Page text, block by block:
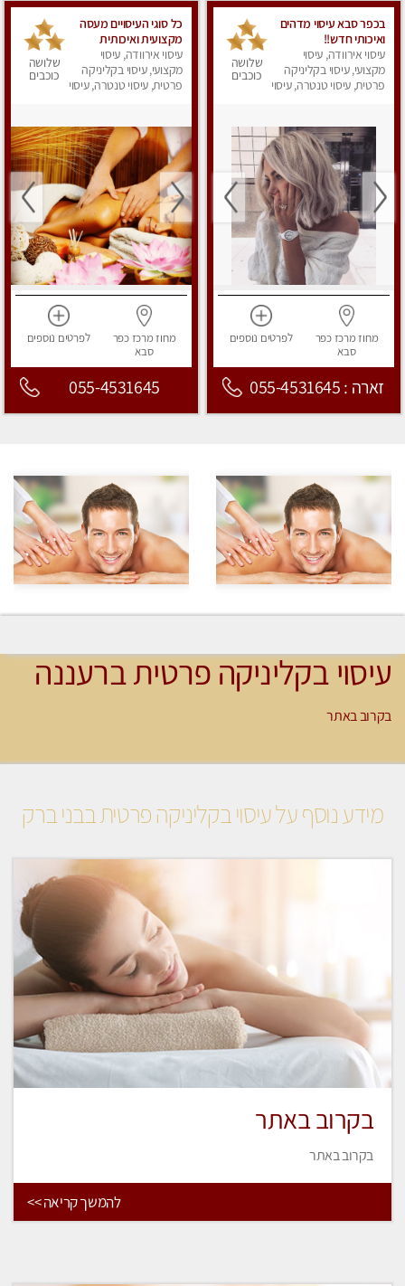
בכפר סבא עיסוי מדהים
ואיכותי חדש!!
עיסוי אירוודה, עיסוי
מקצועי, עיסוי בקליניקה
פרטית, עיסוי טנטרה, עיסוי
שלושה
כוכבים
מחוז מרכזכפר
סבא
לפרטים נוספים
זארה : 055-4531645
כל סוגי העיסויים מעסה
מקצועית ואיכותית
פרטי!!! מומלץ לחלוטין!
עיסוי אירוודה, עיסוי
מקצועי, עיסוי בקליניקה
פרטית, עיסוי טנטרה, עיסוי
שלושה
כוכבים
מחוז מרכזכפר
סבא
לפרטים נוספים
055-4531645
עיסוי בקליניקה פרטית ברעננה
בקרוב באתר
מידע נוסף על עיסוי בקליניקה פרטית בבני ברק
בקרוב באתר
בקרוב באתר
להמשך קריאה >>